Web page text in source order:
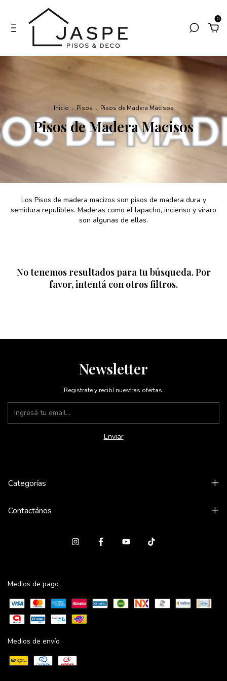
0
Inicio . Pisos . Pisos de Madera Macisos
Pisos de Madera Macisos
Los Pisos de madera macizos son pisos de madera dura y
semidura repulibles. Maderas como el lapacho, incienso y viraro
son algunas de ellas.
No tenemos resultados para tu búsqueda. Por
favor, intentá con otros filtros.
Newsletter
Registrate y recibí nuestras ofertas.
Categorías
Contactános
Medios de pago
Medios de envío